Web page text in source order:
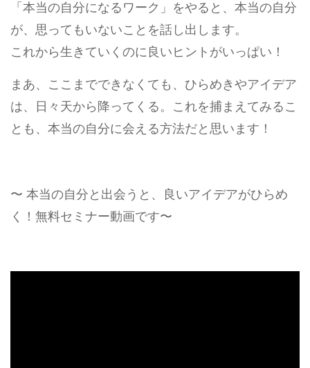
「本当の自分になるワーク」をやると、本当の自分
が、思ってもいないことを話し出します。
これから生きていくのに良いヒントがいっぱい！
まあ、ここまでできなくても、ひらめきやアイデア
は、日々天から降ってくる。これを捕まえてみるこ
とも、本当の自分に会える方法だと思います！
〜 本当の自分と出会うと、良いアイデアがひらめ
く！無料セミナー動画です〜